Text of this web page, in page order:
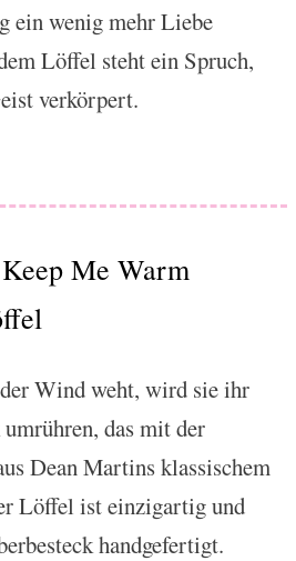
ein wenig mehr Liebe
Löffel steht ein Spruch,
verkörpert.
Me Warm
Wind weht, wird sie ihr
das mit der
Dean Martins klassischem
Löffel ist einzigartig und
handgefertigt.